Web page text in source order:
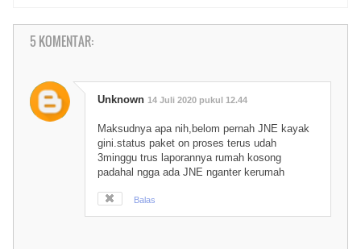
5 KOMENTAR:
Unknown 14 Juli 2020 pukul 12.44
Maksudnya apa nih,belom pernah JNE kayak
gini.status paket on proses terus udah
3minggu trus laporannya rumah kosong
padahal ngga ada JNE nganter kerumah
Balas